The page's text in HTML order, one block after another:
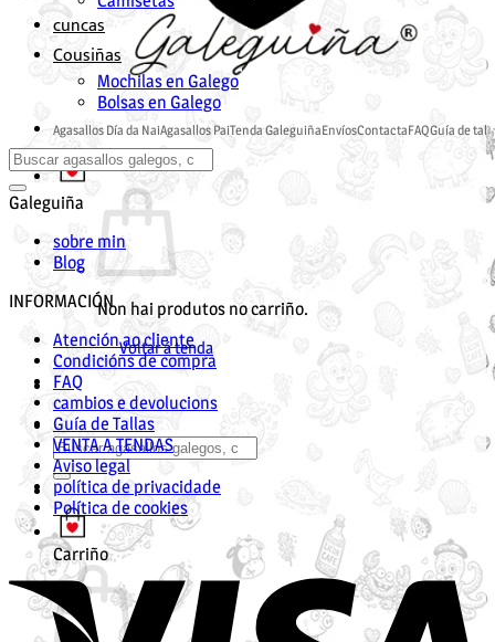
cuncas
Cousiñas
Mochilas en Galego
Bolsas en Galego
Agasallos Día da NaiAgasallos PaiTenda GaleguiñaEnvíosContactaFAQGuía de
Non hai produtos no carriño.
Voltar á tenda
Buscar
por:
Carriño
Galeguiña
sobre min
Blog
INFORMACIÓN
Atención ao cliente
Condicións de compra
FAQ
cambios e devolucions
Guía de Tallas
VENTA A TENDAS
Aviso legal
política de privacidade
Política de cookies